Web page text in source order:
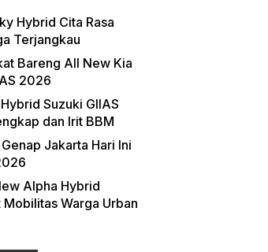
Hybrid Cita Rasa
Terjangkau
Bareng All New Kia
2026
Suzuki GIIAS
dan Irit BBM
Jakarta Hari Ini
Alpha Hybrid
Warga Urban